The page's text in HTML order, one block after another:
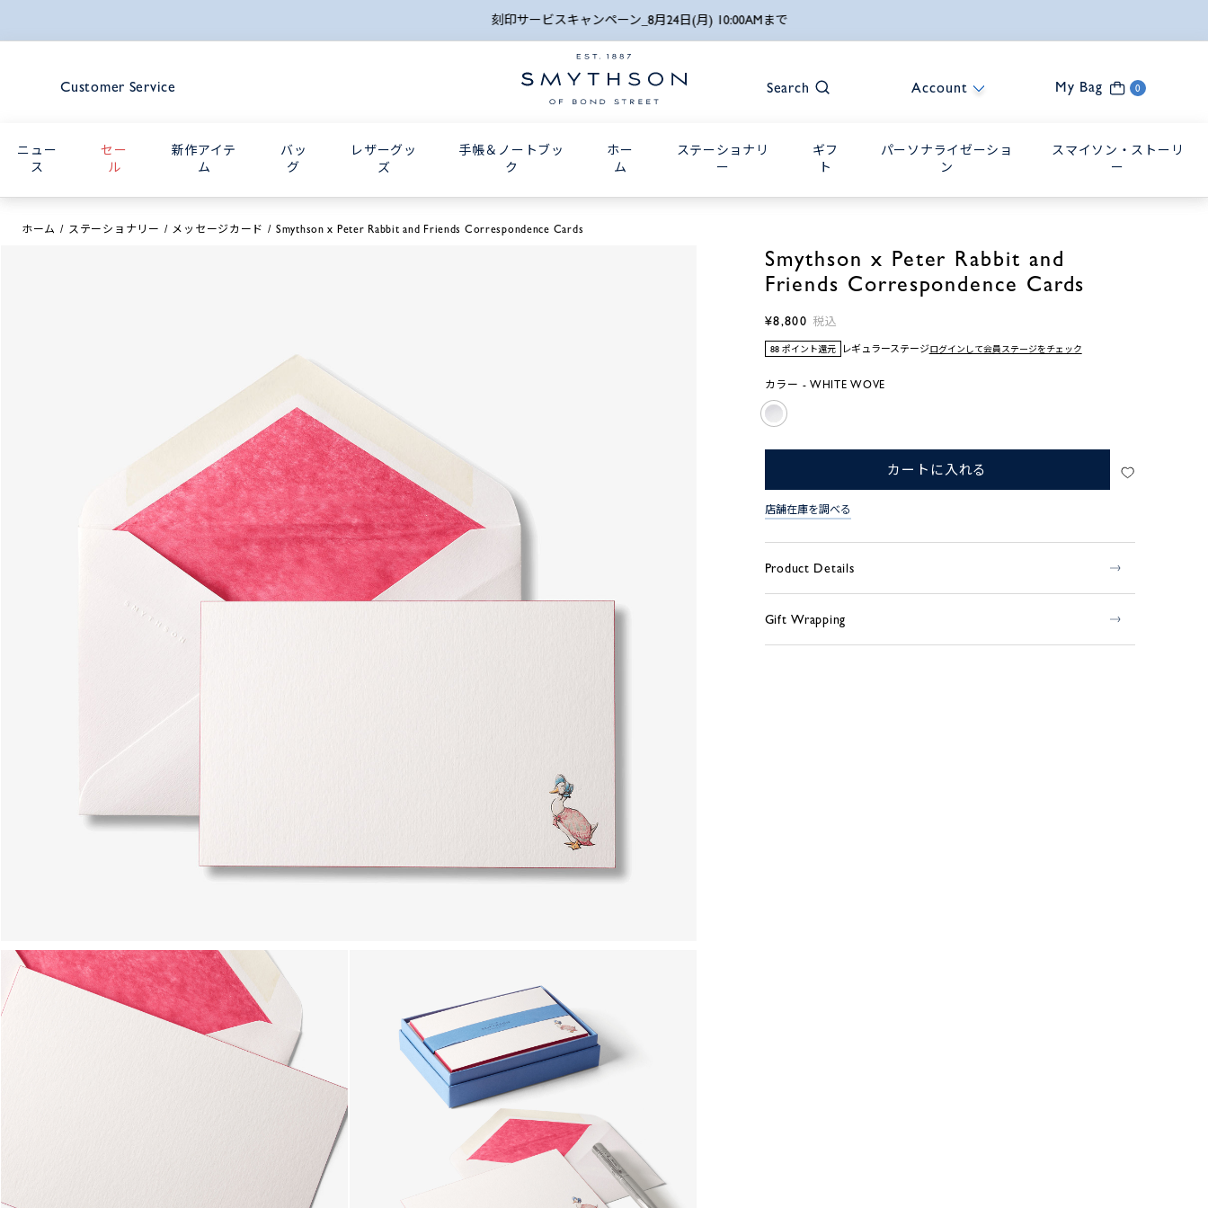
刻印サービスキャンペーン_8月24日(月) 10:00AMまで
Customer Service Search Account My Bag 0
ニュー
ス
セー
ル
新作アイテ
ム
バッ
グ
レザーグッ
ズ
手帳＆ノートブッ
ク
ホー
ム
ステーショナリ
ー
ギフ
ト
パーソナライゼーショ
ン
スマイソン・ストーリ
ー
ホーム ステーショナリー メッセージカード Smythson x Peter Rabbit and Friends Correspondence Cards
Smythson x Peter Rabbit and
Friends Correspondence Cards
¥8,800 税込
88 ポイント還元 レギュラーステージログインして会員ステージをチェック
カラー - WHITE WOVE
カートに入れる
店舗在庫を調べる
Product Details
Gift Wrapping